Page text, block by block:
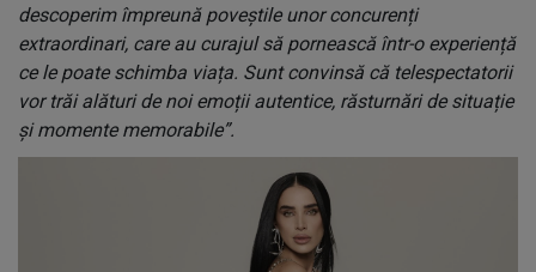
descoperim împreună poveștile unor concurenți
extraordinari, care au curajul să pornească într-o experiență
ce le poate schimba viața. Sunt convinsă că telespectatorii
vor trăi alături de noi emoții autentice, răsturnări de situație
și momente memorabile”.